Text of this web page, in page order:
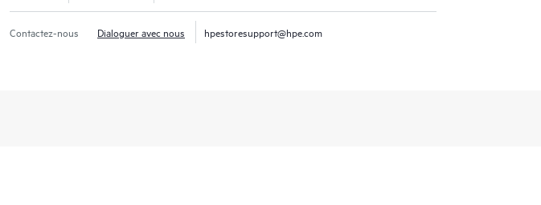
Contactez-nous Dialoguer avec nous hpestoresupport@hpe.com